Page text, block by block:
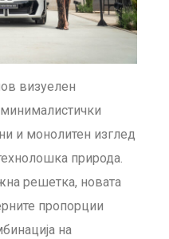
визуелен
минималистички
и монолитен изглед
природа.
решетка, новата
пропорции
на